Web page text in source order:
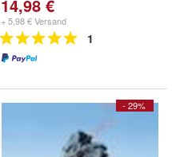
14,98 €
+ 5,98 € Versand
1
- 29%